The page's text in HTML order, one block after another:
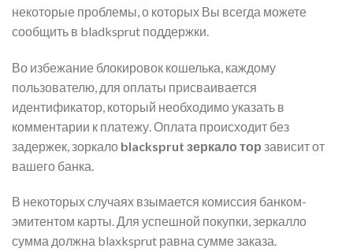
некоторые проблемы, о которых Вы всегда можете
сообщить в bladksprut поддержки.
Во избежание блокировок кошелька, каждому
пользователю, для оплаты присваивается
идентификатор, который необходимо указать в
комментарии к платежу. Оплата происходит без
задержек, зоркало blacksprut зеркало тор зависит от
вашего банка.
В некоторых случаях взымается комиссия банком-
эмитентом карты. Для успешной покупки, зеркалло
сумма должна blaxksprut равна сумме заказа.